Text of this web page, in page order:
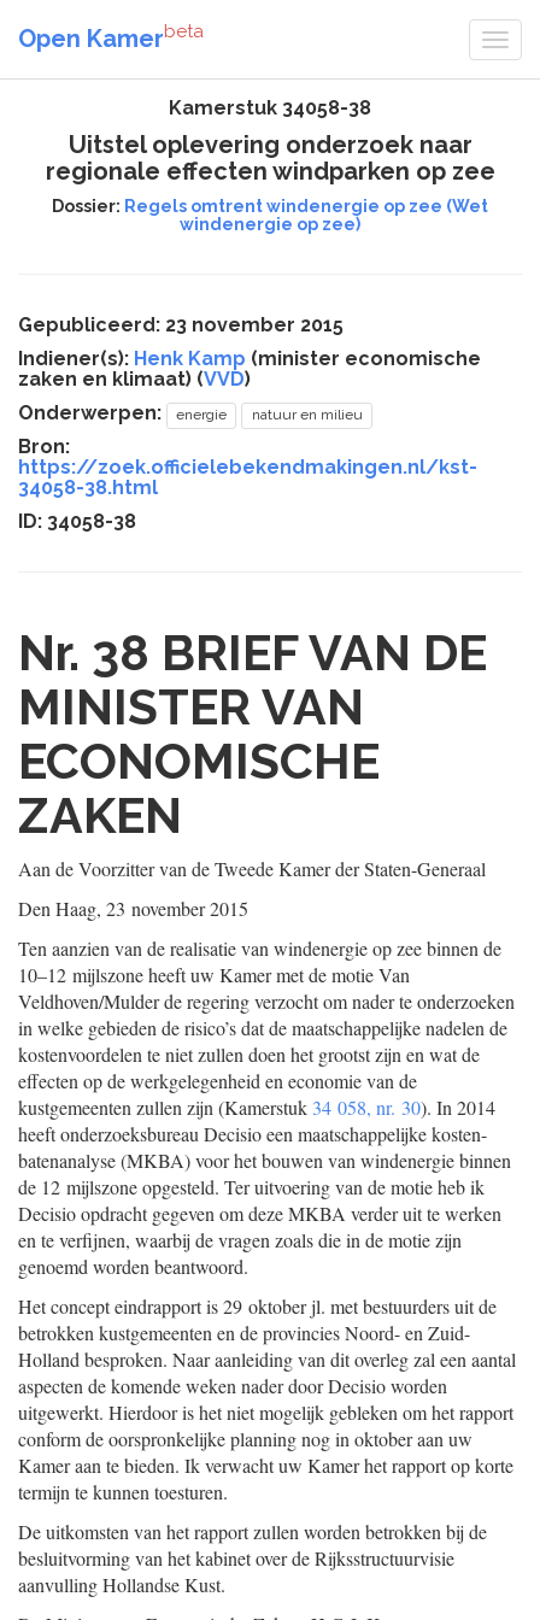
Open Kamerbeta
Kamerstuk 34058-38
Uitstel oplevering onderzoek naar
regionale effecten windparken op zee
Dossier: Regels omtrent windenergie op zee (Wet
windenergie op zee)
Gepubliceerd: 23 november 2015
Indiener(s): Henk Kamp (minister economische
zaken en klimaat) (VVD)
Onderwerpen:
energie natuur en milieu
Bron:
https://zoek.officielebekendmakingen.nl/kst-
34058-38.html
ID: 34058-38
Nr. 38 BRIEF VAN DE
MINISTER VAN
ECONOMISCHE
ZAKEN
Aan de Voorzitter van de Tweede Kamer der Staten-Generaal
Den Haag, 23 november 2015
Ten aanzien van de realisatie van windenergie op zee binnen de
10–12 mijlszone heeft uw Kamer met de motie Van
Veldhoven/Mulder de regering verzocht om nader te onderzoeken
in welke gebieden de risico’s dat de maatschappelijke nadelen de
kostenvoordelen te niet zullen doen het grootst zijn en wat de
effecten op de werkgelegenheid en economie van de
kustgemeenten zullen zijn (Kamerstuk 34 058, nr. 30). In 2014
heeft onderzoeksbureau Decisio een maatschappelijke kosten-
batenanalyse (MKBA) voor het bouwen van windenergie binnen
de 12 mijlszone opgesteld. Ter uitvoering van de motie heb ik
Decisio opdracht gegeven om deze MKBA verder uit te werken
en te verfijnen, waarbij de vragen zoals die in de motie zijn
genoemd worden beantwoord.
Het concept eindrapport is 29 oktober jl. met bestuurders uit de
betrokken kustgemeenten en de provincies Noord- en Zuid-
Holland besproken. Naar aanleiding van dit overleg zal een aantal
aspecten de komende weken nader door Decisio worden
uitgewerkt. Hierdoor is het niet mogelijk gebleken om het rapport
conform de oorspronkelijke planning nog in oktober aan uw
Kamer aan te bieden. Ik verwacht uw Kamer het rapport op korte
termijn te kunnen toesturen.
De uitkomsten van het rapport zullen worden betrokken bij de
besluitvorming van het kabinet over de Rijksstructuurvisie
aanvulling Hollandse Kust.